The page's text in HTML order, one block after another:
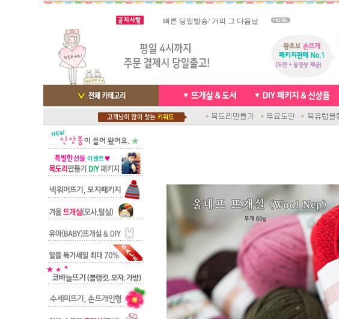
스마트폰으로 핸드폰 결제 ,카드
배송완료 /